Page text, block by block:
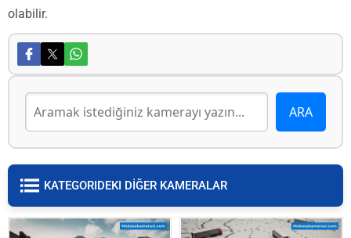
olabilir.
KATEGORIDEKI DİĞER KAMERALAR